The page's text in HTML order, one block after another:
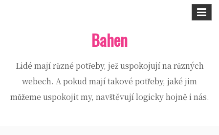
Bahen
Lidé mají různé potřeby, jež uspokojují na různých
webech. A pokud mají takové potřeby, jaké jim
můžeme uspokojit my, navštěvují logicky hojně i nás.